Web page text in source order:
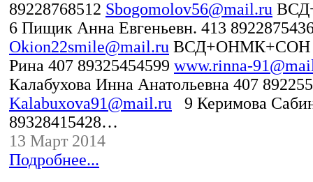
89228768512 Sbogomolov56@mail.ru
6 Пищик Анна Евгеньевн. 413
Okion22smile@mail.ru ВСД+ОНМК+СОН
Рина 407 89325454599 www.rinna-
Калабухова Инна Анатольевна 407
Kalabuxova91@mail.ru 9 Керимова
89328415428…
13 Март 2014
Подробнее...